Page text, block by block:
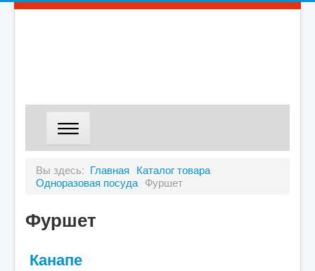
МАГАЗИН
О КОМПАНИИ
КОНТАКТЫ
Вы здесь: Главная Каталог товара
Одноразовая посуда Фуршет
Фуршет
Канапе